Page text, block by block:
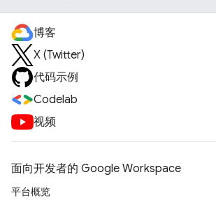
博客
X (Twitter)
代码示例
Codelab
视频
面向开发者的 Google Workspace
平台概览